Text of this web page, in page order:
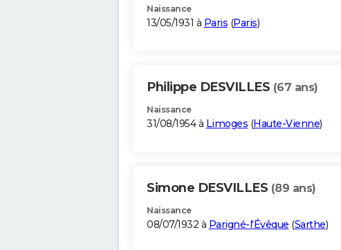
Naissance
13/05/1931 à Paris (Paris)
Philippe DESVILLES (67 ans)
Naissance
31/08/1954 à Limoges (Haute-Vienne)
Simone DESVILLES (89 ans)
Naissance
08/07/1932 à Parigné-l'Évêque (Sarthe)